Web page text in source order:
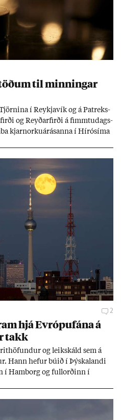
til minn­ing­ar
í Reykja­vík og á Pat­reks­
og Reyð­ar­firði á fimmtu­dags­
kjarn­orku­árás­anna í Hírósíma
2
hjá Evr­ópuf­ána á
takk
og leik­skáld sem á
Hann hef­ur bú­ið í Þýskalandi
í Ham­borg og full­orð­inn í